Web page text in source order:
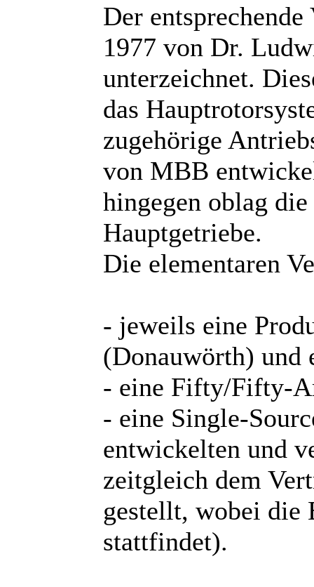
Der
1977 von Dr.
unterzeichnet.
das
zugehörige
von MBB
hingegen oblag
Hauptgetriebe.
Die elementaren
- jeweils eine
(Donauwörth) und
- eine Fifty/Fifty-
- eine Single-
entwickelten und
zeitgleich dem
gestellt, wobei die
stattfindet).